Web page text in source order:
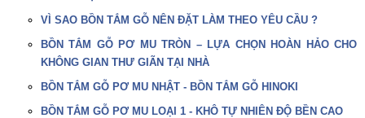
VÌ SAO BỒN TẮM GỖ NÊN ĐẶT LÀM THEO YÊU CẦU ?
BỒN TẮM GỖ PƠ MU TRÒN – LỰA CHỌN HOÀN HẢO CHO
KHÔNG GIAN THƯ GIÃN TẠI NHÀ
BỒN TẮM GỖ PƠ MU NHẬT - BỒN TẮM GỖ HINOKI
BỒN TẮM GỖ PƠ MU LOẠI 1 - KHÔ TỰ NHIÊN ĐỘ BỀN CAO